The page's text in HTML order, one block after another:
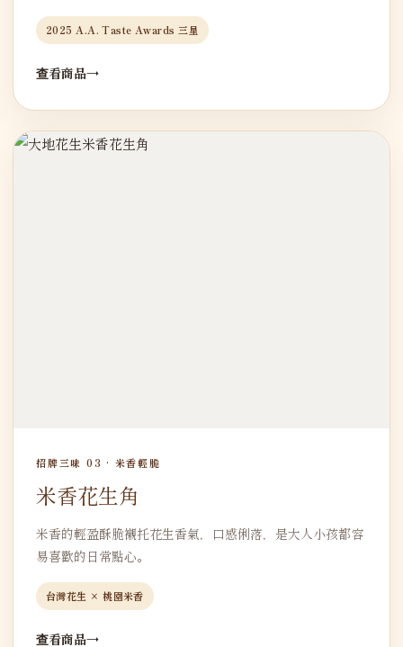
2025 A.A. Taste Awards 三星
查看商品
招牌三味 03 · 米香輕脆
米香花生角
米香的輕盈酥脆襯托花生香氣，口感俐落，是大人小孩都容
易喜歡的日常點心。
台灣花生 × 桃園米香
查看商品